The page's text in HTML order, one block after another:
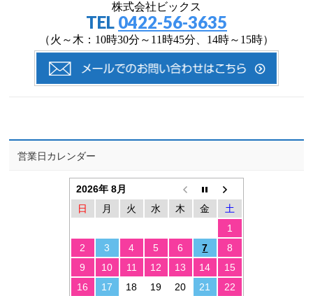
株式会社ビックス
TEL 0422-56-3635
（火～木：10時30分～11時45分、14時～15時）
営業日カレンダー
2026年 8月
日
月 火 水 木 金
土
1
2
3 4 5 6 7
8
9
10 11 12 13 14
15
16
17 18 19 20 21
22